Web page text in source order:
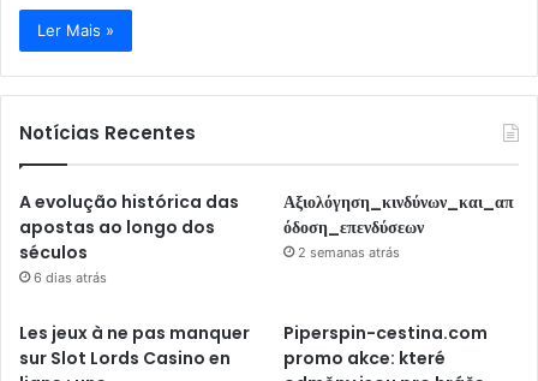
Ler Mais »
Notícias Recentes
A evolução histórica das
apostas ao longo dos
séculos
6 dias atrás
Αξιολόγηση_κινδύνων_και_απ
όδοση_επενδύσεων
2 semanas atrás
Les jeux à ne pas manquer
sur Slot Lords Casino en
Piperspin-cestina.com
promo akce: které